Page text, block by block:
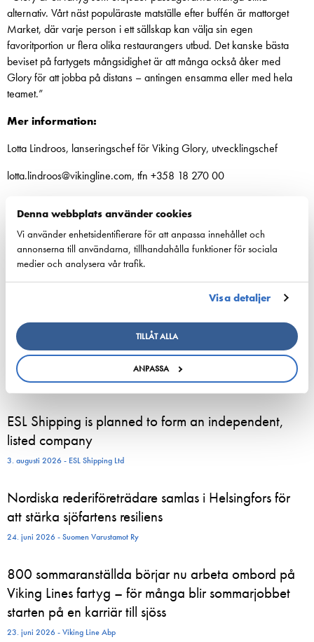
Denna webbplats använder cookies
Vi använder enhetsidentifierare för att anpassa innehållet och
annonserna till användarna, tillhandahålla funktioner för sociala
medier och analysera vår trafik.
Visa detaljer
TILLÅT ALLA
ANPASSA
alternativ. Vårt näst populäraste matställe efter buffén är mattorget
Market, där varje person i ett sällskap kan välja sin egen
favoritportion ur flera olika restaurangers utbud. Det kanske bästa
beviset på fartygets mångsidighet är att många också åker med
Glory för att jobba på distans – antingen ensamma eller med hela
teamet.”
Mer information:
Lotta Lindroos, lanseringschef för Viking Glory, utvecklingschef
lotta.lindroos@vikingline.com, tfn +358 18 270 00
johanna.boijer@vikingline.com, puh. +358 18 270 00
Christa Grönlund, informationschef
christa.gronlund@vikingline.com, tfn +358 9 123 51
Dela:
ESL Shipping is planned to form an independent,
listed company
3. augusti 2026 - ESL Shipping Ltd
Nordiska rederiföreträdare samlas i Helsingfors för
att stärka sjöfartens resiliens
24. juni 2026 - Suomen Varustamot Ry
800 sommaranställda börjar nu arbeta ombord på
Viking Lines fartyg – för många blir sommarjobbet
starten på en karriär till sjöss
23. juni 2026 - Viking Line Abp